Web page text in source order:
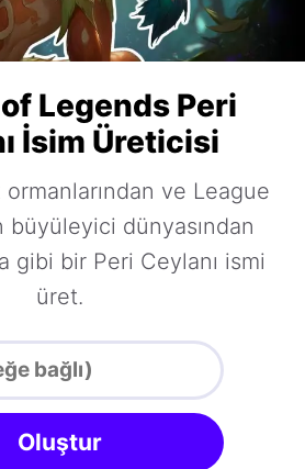
Legends Peri
İsim Üreticisi
ormanlarından ve League
büyüleyici dünyasından
gibi bir Peri Ceylanı ismi
üret.
Oluştur